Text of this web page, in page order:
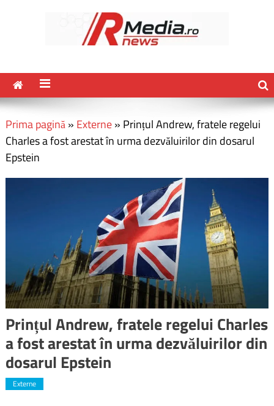
Prima pagină» Externe» Prințul Andrew, fratele regelui
Charles a fost arestat în urma dezvăluirilor din dosarul
Epstein
Prințul Andrew, fratele regelui Charles
a fost arestat în urma dezvăluirilor din
dosarul Epstein
Externe